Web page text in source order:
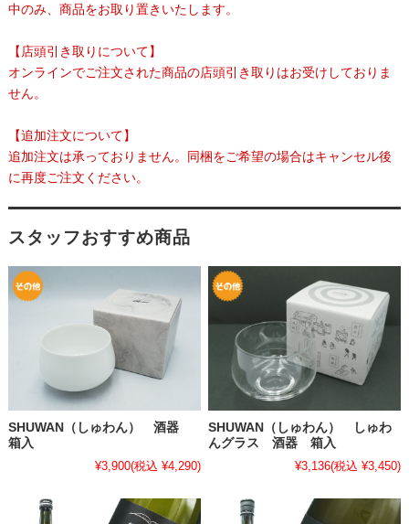
中のみ、商品をお取り置きいたします。
【店頭引き取りについて】
オンラインでご注文された商品の店頭引き取りはお受けしておりま
せん。
【追加注文について】
追加注文は承っておりません。同梱をご希望の場合はキャンセル後
に再度ご注文ください。
スタッフおすすめ商品
SHUWAN（しゅわん） 酒器
箱入
¥3,900(税込 ¥4,290)
SHUWAN（しゅわん） しゅわ
んグラス 酒器 箱入
¥3,136(税込 ¥3,450)